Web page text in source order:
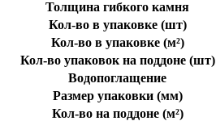
Толщина гибкого камня
Кол-во в упаковке (шт)
Кол-во в упаковке (м²)
Кол-во упаковок на поддоне (шт)
Водопоглащение
Размер упаковки (мм)
Кол-во на поддоне (м²)